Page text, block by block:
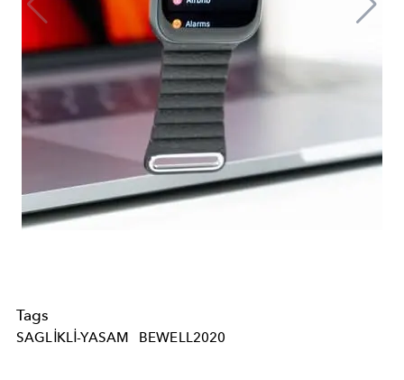
Tags
SAGLIKLI-YASAM BEWELL2020